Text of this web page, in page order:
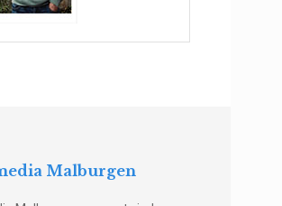
Malburgen